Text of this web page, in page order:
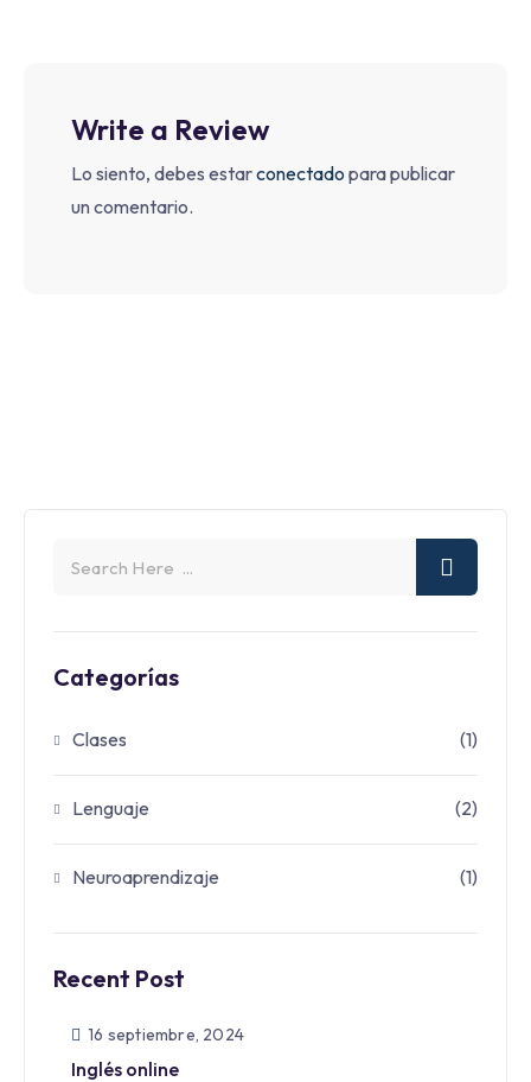
Write a Review
Lo siento, debes estarconectado para publicar
un comentario.
Categorías
Clases (1)
Lenguaje (2)
Neuroaprendizaje (1)
Recent Post
16 septiembre, 2024
Inglés online